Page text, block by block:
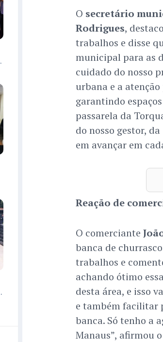
castração gratuita
primeiro semestre de 2026
O secretário
Rodrigues,
trabalhos e disse
municipal para as
cuidado do nosso
urbana e a
garantindo
passarela da
do nosso gestor,
em avançar em
Reação de
O comerciante
banca de
trabalhos e
achando ótimo
desta área, e isso
e também facilitar
banca. Só tenho a
Manaus”, afirmou